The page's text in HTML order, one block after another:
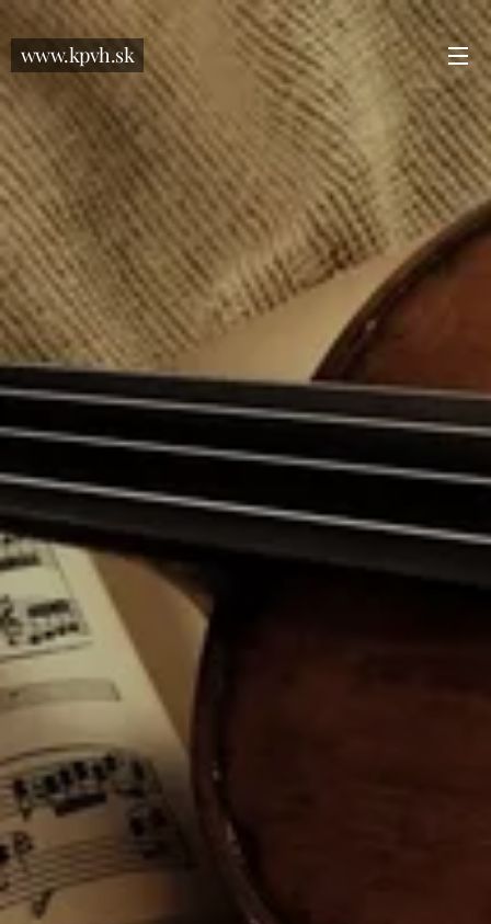
www.kpvh.sk